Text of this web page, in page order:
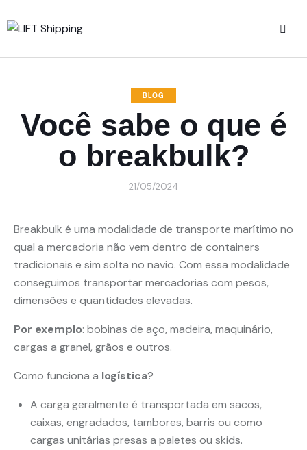
BLOG
Você sabe o que é
o breakbulk?
21/05/2024
Breakbulk é uma modalidade de transporte marítimo no
qual a mercadoria não vem dentro de containers
tradicionais e sim solta no navio. Com essa modalidade
conseguimos transportar mercadorias com pesos,
dimensões e quantidades elevadas.
Por exemplo: bobinas de aço, madeira, maquinário,
cargas a granel, grãos e outros.
Como funciona a logística?
A carga geralmente é transportada em sacos,
caixas, engradados, tambores, barris ou como
cargas unitárias presas a paletes ou skids.